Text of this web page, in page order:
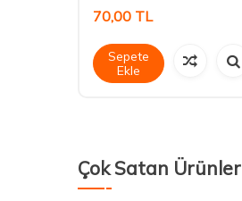
70,00 TL
Sepete
Ekle
Çok Satan Ürünler